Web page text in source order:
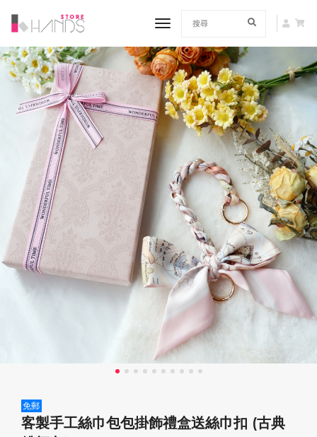
toggle navigation
免郵
客製手工絲巾包包掛飾禮盒送絲巾扣 (古典